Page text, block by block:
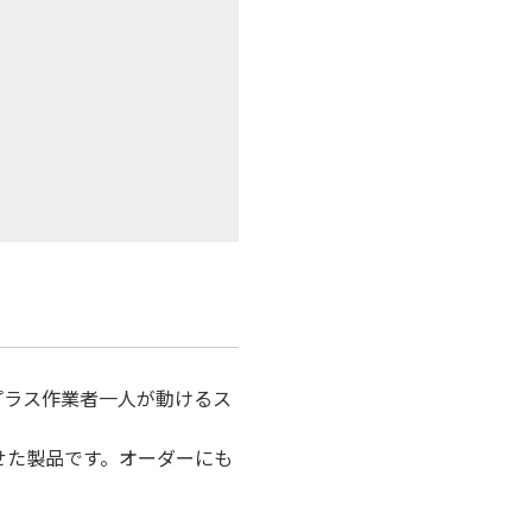
ス作業者一人が動けるス
製品です。オーダーにも